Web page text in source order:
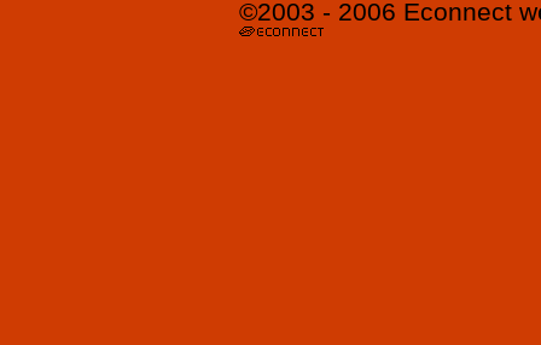
©2003 - 2006 Econnect